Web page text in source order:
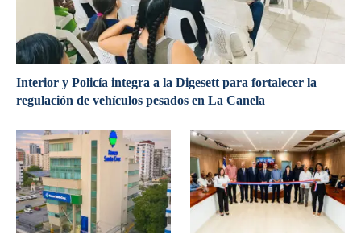
Interior y Policía integra a la Digesett para fortalecer la
regulación de vehículos pesados en La Canela